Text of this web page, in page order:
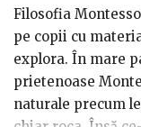
Filosofia
pe copii cu
explora. În mare
prietenoase
naturale precum